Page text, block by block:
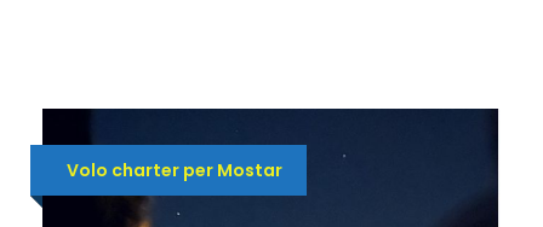
Volo charter per Mostar